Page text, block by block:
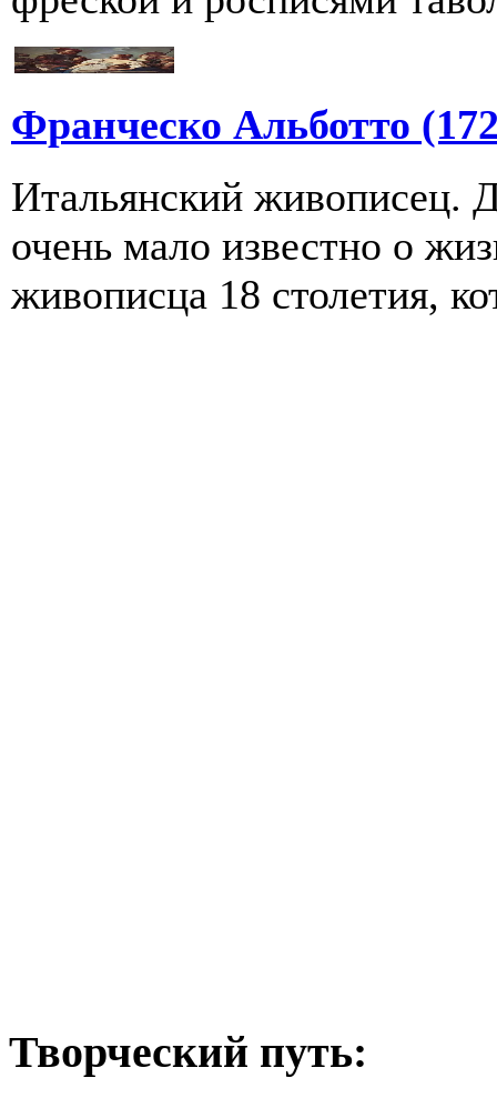
Франческо Альботто
Итальянский живописец.
очень мало известно о
живописца 18 столетия,
Творческий путь: